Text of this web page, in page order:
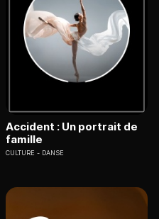
Accident : Un portrait de
famille
CULTURE DANSE